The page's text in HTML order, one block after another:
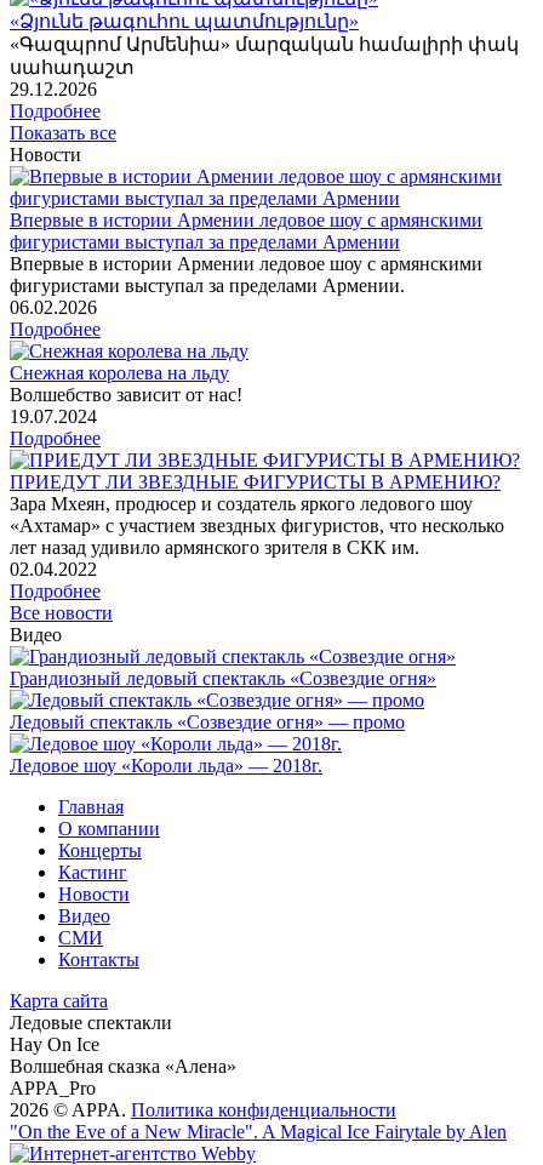
«Ձյունե թագուհու պատմությունը»
«Գազպրոմ Արմենիա» մարզական համալիրի փակ
սահադաշտ
29.12.2026
Подробнее
Показать все
Новости
Впервые в истории Армении ледовое шоу с армянскими
фигуристами выступал за пределами Армении
Впервые в истории Армении ледовое шоу с армянскими
фигуристами выступал за пределами Армении.
06.02.2026
Подробнее
Снежная королева на льду
Волшебство зависит от нас!
19.07.2024
Подробнее
ПРИЕДУТ ЛИ ЗВЕЗДНЫЕ ФИГУРИСТЫ В АРМЕНИЮ?
Зара Мхеян, продюсер и создатель яркого ледового шоу
«Ахтамар» с участием звездных фигуристов, что несколько
лет назад удивило армянского зрителя в СКК им.
02.04.2022
Подробнее
Все новости
Видео
Грандиозный ледовый спектакль «Созвездие огня»
Ледовый спектакль «Созвездие огня» — промо
Ледовое шоу «Короли льда» — 2018г.
Главная
О компании
Концерты
Кастинг
Новости
Видео
СМИ
Контакты
Карта сайта
Ледовые спектакли
Hay On Ice
Волшебная сказка «Алена»
APPA_Pro
2026 © APPA. Политика конфиденциальности
"On the Eve of a New Miracle". A Magical Ice Fairytale by Alen